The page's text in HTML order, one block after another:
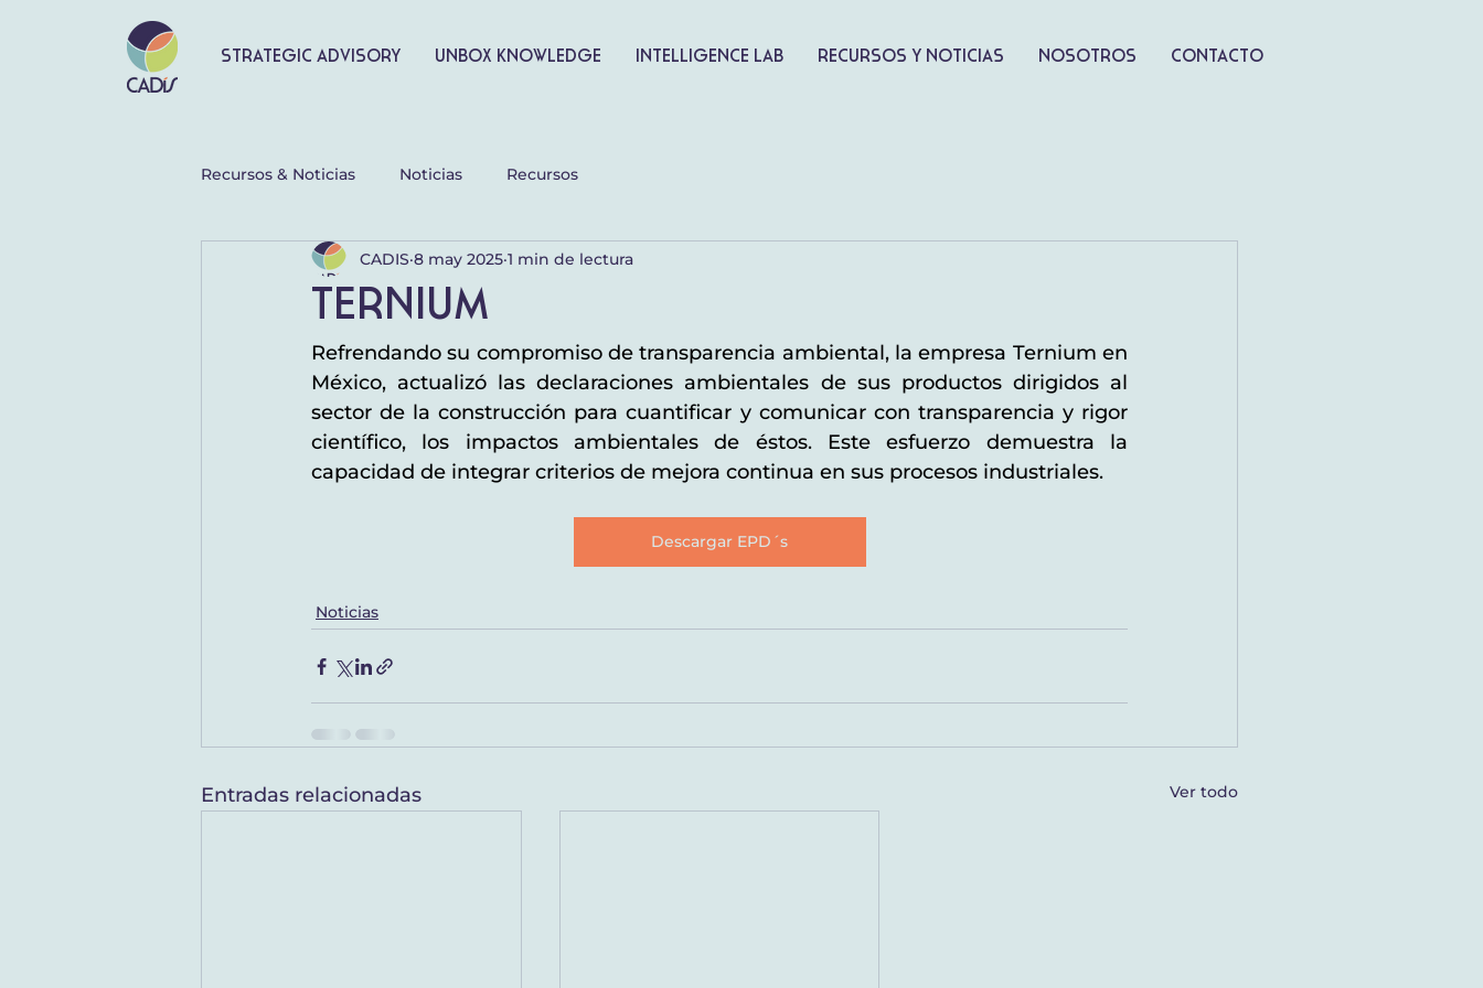
Strategic advisory Unbox knowledge Intelligence lab Recursos y noticias Nosotros Contacto
Recursos & Noticias Noticias Recursos
Ternium
CADIS 8 may 2025 1 min de lectura
Refrendando su compromiso de transparencia ambiental, la empresa Ternium en
México, actualizó las declaraciones ambientales de sus productos dirigidos al
sector de la construcción para cuantificar y comunicar con transparencia y rigor
científico, los impactos ambientales de éstos. Este esfuerzo demuestra la
capacidad de integrar criterios de mejora continua en sus procesos industriales.
Descargar EPD´s
Noticias
Entradas relacionadas Ver todo